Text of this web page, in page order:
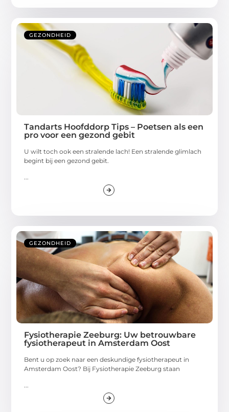
GEZONDHEID
Tandarts Hoofddorp Tips – Poetsen als een
pro voor een gezond gebit
U wilt toch ook een stralende lach! Een stralende glimlach
begint bij een gezond gebit.
GEZONDHEID
Fysiotherapie Zeeburg: Uw betrouwbare
fysiotherapeut in Amsterdam Oost
Bent u op zoek naar een deskundige fysiotherapeut in
Amsterdam Oost? Bij Fysiotherapie Zeeburg staan
...